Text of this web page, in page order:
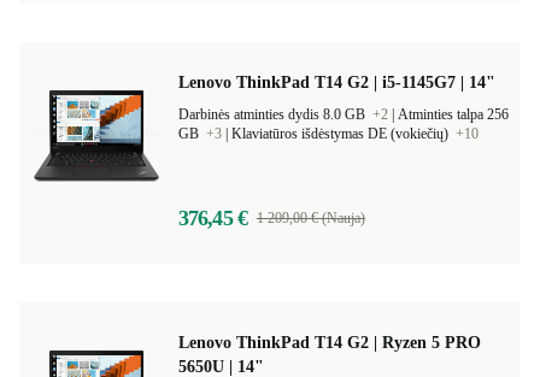
Lenovo ThinkPad T14 G2 | i5-1145G7 | 14"
Darbinės atminties dydis 8.0 GB +2 Atminties talpa 256
GB +3 Klaviatūros išdėstymas DE (vokiečių) +10
376,45 € 1 209,00 € (Nauja)
Lenovo ThinkPad T14 G2 | Ryzen 5 PRO
5650U | 14"